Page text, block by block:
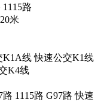
路
米
K1A线 快速公交K1线
K4线
1115路 G97路 快速